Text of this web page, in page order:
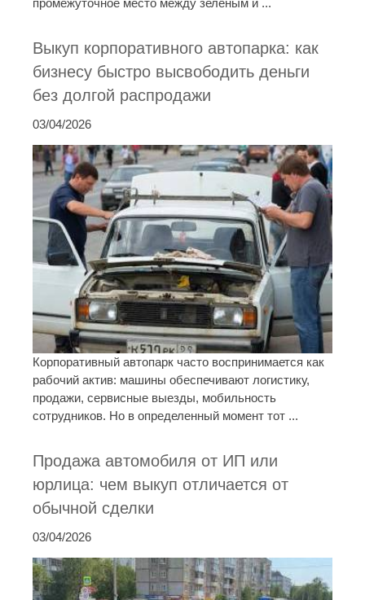
промежуточное место между зелёным и ...
Выкуп корпоративного автопарка: как
бизнесу быстро высвободить деньги
без долгой распродажи
03/04/2026
Корпоративный автопарк часто воспринимается как
рабочий актив: машины обеспечивают логистику,
продажи, сервисные выезды, мобильность
сотрудников. Но в определенный момент тот ...
Продажа автомобиля от ИП или
юрлица: чем выкуп отличается от
обычной сделки
03/04/2026